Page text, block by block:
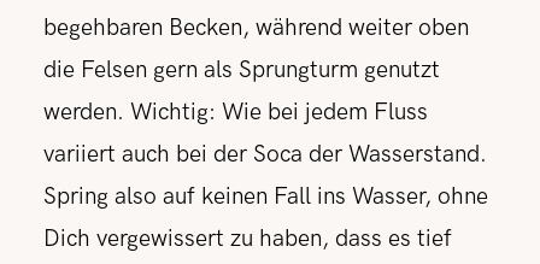
begehbaren Becken, während weiter oben
die Felsen gern als Sprungturm genutzt
werden. Wichtig: Wie bei jedem Fluss
variiert auch bei der Soca der Wasserstand.
Spring also auf keinen Fall ins Wasser, ohne
Dich vergewissert zu haben, dass es tief